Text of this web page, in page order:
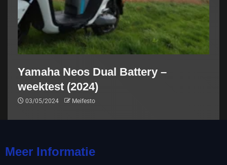
Yamaha Neos Dual Battery –
weektest (2024)
03/05/2024 Meifesto
Meer Informatie